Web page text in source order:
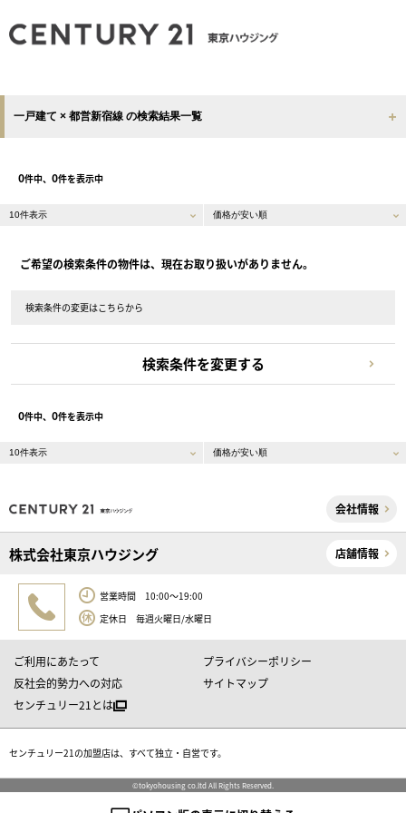
一戸建て × 都営新宿線 の検索結果一覧
0件中、 0件を表示中
ご希望の検索条件の物件は、現在お取り扱いがありません。
検索条件の変更はこちらから
検索条件を変更する
0件中、 0件を表示中
会社情報
株式会社東京ハウジング 店舗情報
営業時間 10:00～19:00
定休日 毎週火曜日/水曜日
ご利用にあたって
プライバシーポリシー
反社会的勢力への対応
サイトマップ
センチュリー21とは
センチュリー21の加盟店は、すべて独立・自営です。
©tokyohousing co.ltd All Rights Reserved.